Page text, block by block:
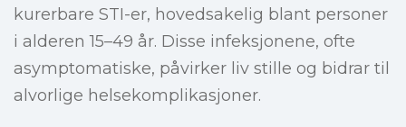
kurerbare STI-er, hovedsakelig blant personer
i alderen 15–49 år. Disse infeksjonene, ofte
asymptomatiske, påvirker liv stille og bidrar til
alvorlige helsekomplikasjoner.